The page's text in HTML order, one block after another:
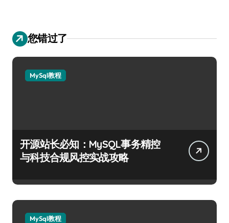
您错过了
MySql教程
开源站长必知：MySQL事务精控
与科技合规风控实战攻略
MySql教程